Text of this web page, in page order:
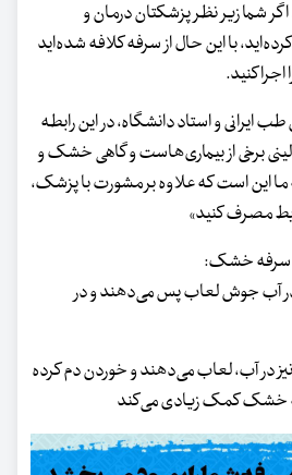
اگر شما زیر نظر پزشکتان درمان و
با این حال از سرفه کلافه شده‌اید
کنید.
ایرانی و استاد دانشگاه، در این رابطه
برخی از بیماری‌هاست و گاهی خشک و
این است که علاوه بر مشورت با پزشک،
مصرف کنید»
سرفه‌ خشک:
در آب جوش لعاب پس می‌دهند و در
در آب، لعاب می‌دهند و خوردن دم کرده
خشک کمک زیادی می‌کند